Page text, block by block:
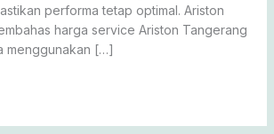
performa tetap optimal. Ariston
harga service Ariston Tangerang
menggunakan […]